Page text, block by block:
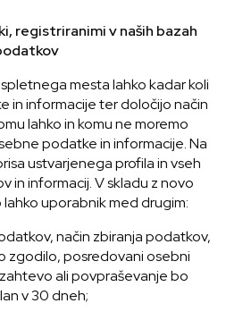
registriranimi v naših bazah
mesta lahko kadar koli
in informacije ter določijo način
lahko in komu ne moremo
podatke in informacije. Na
ustvarjenega profila in vseh
in informacij. V skladu z novo
uporabnik med drugim:
način zbiranja podatkov,
zgodilo, posredovani osebni
ali povpraševanje bo
v 30 dneh;